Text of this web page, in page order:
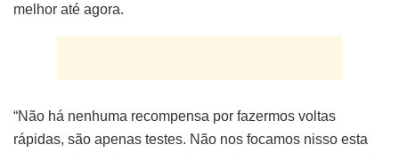
melhor até agora.
“Não há nenhuma recompensa por fazermos voltas
rápidas, são apenas testes. Não nos focamos nisso esta